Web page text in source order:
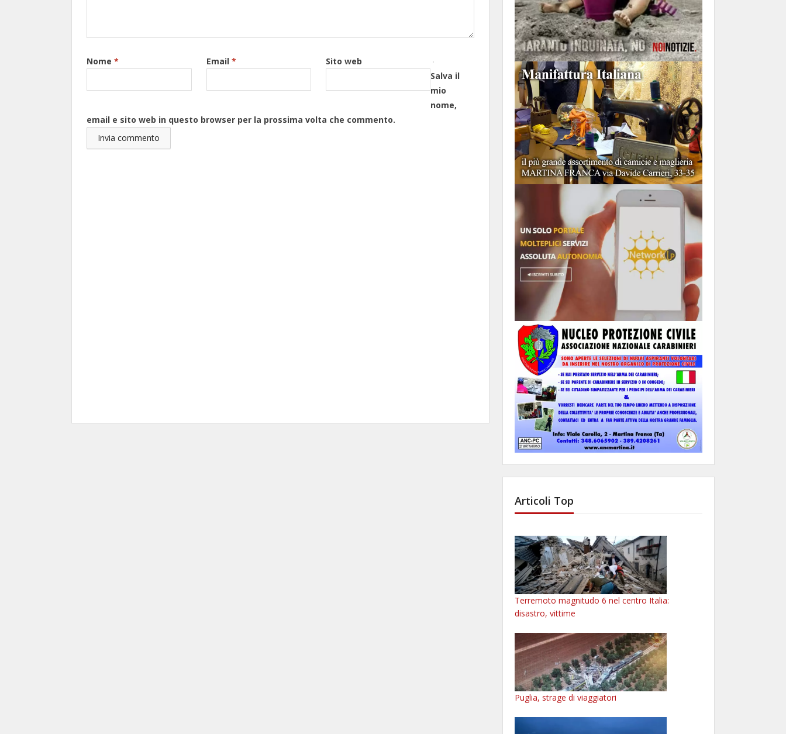
Nome * Email *
Sito web
Salva il
mio
nome,
email e sito web in questo browser per la prossima volta che commento.
Articoli Top
Terremoto magnitudo 6 nel centro Italia:
disastro, vittime
Puglia, strage di viaggiatori